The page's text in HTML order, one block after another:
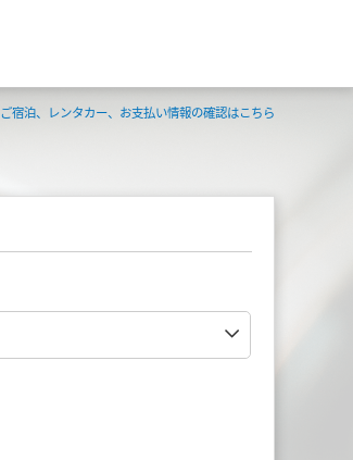
ご宿泊、レンタカー、お支払い情報の確認はこちら